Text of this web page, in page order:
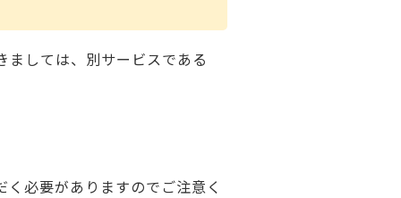
しては、別サービスである
必要がありますのでご注意く